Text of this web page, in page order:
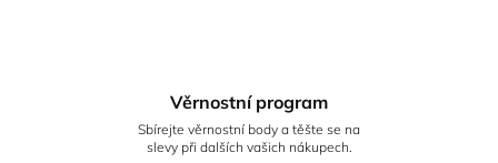
Věrnostní program
Sbírejte věrnostní body a těšte se na
slevy při dalších vašich nákupech.